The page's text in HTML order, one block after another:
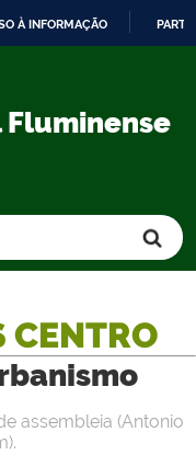
À INFORMAÇÃO
CENTRO
assembleia (Antonio